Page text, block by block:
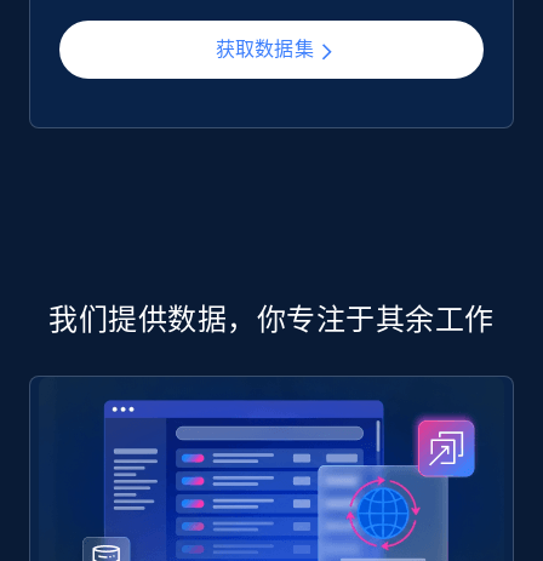
获取数据集
我们提供数据，你专注于其余工作